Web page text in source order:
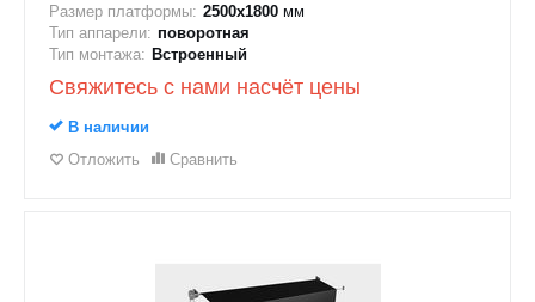
Размер платформы: 2500х1800 мм
Тип аппарели: поворотная
Тип монтажа: Встроенный
Свяжитесь с нами насчёт цены
В наличии
Отложить
Сравнить